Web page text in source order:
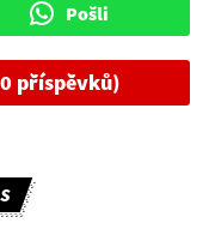
Pošli
příspěvků)